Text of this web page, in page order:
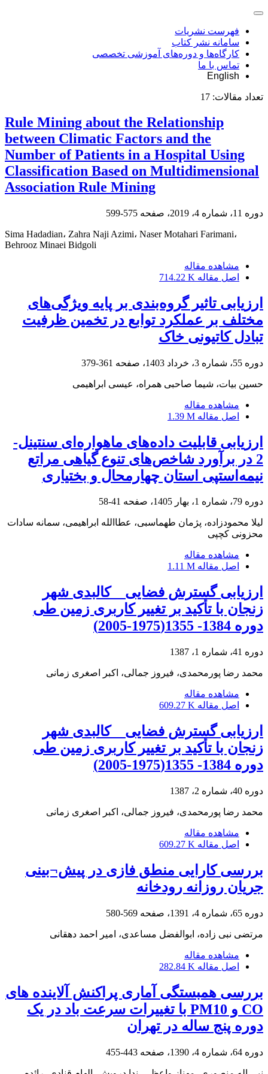
فهرست نشریات
سامانه نشر کتاب
کارگاه‌ها و دوره‌های آموزشی تخصصی
تماس با ما
English
تعداد مقالات: 17
Rule Mining about the Relationship
between Climatic Factors and the
Number of Patients in a Hospital Using
Classification Based on Multidimensional
Association Rule Mining
دوره 11، شماره 4، 2019، صفحه 575-599
Sima Hadadian، Zahra Naji Azimi، Naser Motahari Farimani،
Behrooz Minaei Bidgoli
مشاهده مقاله
اصل مقاله 714.22 K
ارزیابی تاثیر گروه‌بندی بر پایه ویژگی‌های
مختلف بر عملکرد توابع در تخمین ظرفیت
تبادل کاتیونی خاک
دوره 55، شماره 3، خرداد 1403، صفحه 361-379
حسین بیات، شیما صاحبی همراه، عیسی ابراهیمی
مشاهده مقاله
اصل مقاله 1.39 M
ارزیابی قابلیت داده‌های ماهواره‌ای سنتینل-
2 در برآورد شاخص‌های تنوع گیاهی مراتع
نیمه‌استپی استان چهارمحال و بختیاری
دوره 79، شماره 1، بهار 1405، صفحه 41-58
لیلا محمودزاده، پژمان طهماسبی، عطاالله ابراهیمی، سمانه سادات
محزونی کچپی
مشاهده مقاله
اصل مقاله 1.11 M
ارزیابی گسترش فضایی _ کالبدی شهر
زنجان با تأکید بر تغییر کاربری زمین طی
دوره 1384- 1355(1975-2005)
دوره 41، شماره 1، 1387
محمد رضا پورمحمدی، فیروز جمالی، اکبر اصغری زمانی
مشاهده مقاله
اصل مقاله 609.27 K
ارزیابی گسترش فضایی _ کالبدی شهر
زنجان با تأکید بر تغییر کاربری زمین طی
دوره 1384- 1355(1975-2005)
دوره 40، شماره 2، 1387
محمد رضا پورمحمدی، فیروز جمالی، اکبر اصغری زمانی
مشاهده مقاله
اصل مقاله 609.27 K
بررسی کارایی منطق فازی در پیش¬بینی
جریان روزانه رودخانه
دوره 65، شماره 4، 1391، صفحه 569-580
مرتضی نبی زاده، ابوالفضل مساعدی، امیر احمد دهقانی
مشاهده مقاله
اصل مقاله 282.84 K
بررسی همبستگی آماری پراکنش آلاینده های
CO و PM10 با تغییرات سرعت باد در یک
دوره پنج ساله در تهران
دوره 64، شماره 4، 1390، صفحه 443-455